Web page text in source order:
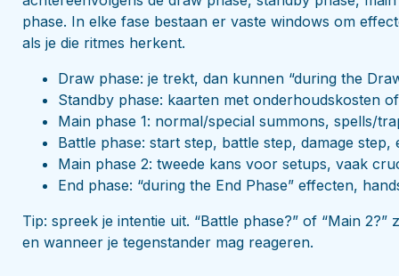
phase. In elke fase bestaan er vaste windows om
als je die ritmes herkent.
Draw phase: je trekt, dan kunnen “during the
Standby phase: kaarten met onderhoudskosten
Main phase 1: normal/special summons, spells/
Battle phase: start step, battle step, damage
Main phase 2: tweede kans voor setups, vaak
End phase: “during the End Phase” effecten,
Tip: spreek je intentie uit. “Battle phase?” of “Main
en wanneer je tegenstander mag reageren.